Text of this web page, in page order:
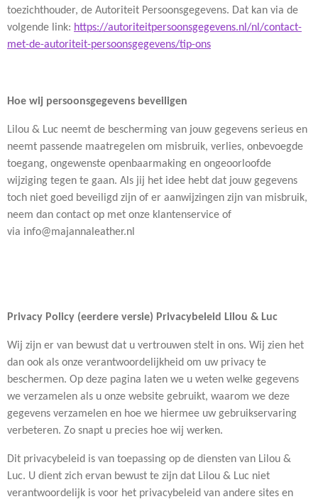
toezichthouder, de Autoriteit Persoonsgegevens. Dat kan via de
volgende link: https://autoriteitpersoonsgegevens.nl/nl/contact-
met-de-autoriteit-persoonsgegevens/tip-ons
Hoe wij persoonsgegevens beveiligen
Lilou & Luc neemt de bescherming van jouw gegevens serieus en
neemt passende maatregelen om misbruik, verlies, onbevoegde
toegang, ongewenste openbaarmaking en ongeoorloofde
wijziging tegen te gaan. Als jij het idee hebt dat jouw gegevens
toch niet goed beveiligd zijn of er aanwijzingen zijn van misbruik,
neem dan contact op met onze klantenservice of
via info@majannaleather.nl
Privacy Policy (eerdere versie) Privacybeleid Lilou & Luc
Wij zijn er van bewust dat u vertrouwen stelt in ons. Wij zien het
dan ook als onze verantwoordelijkheid om uw privacy te
beschermen. Op deze pagina laten we u weten welke gegevens
we verzamelen als u onze website gebruikt, waarom we deze
gegevens verzamelen en hoe we hiermee uw gebruikservaring
verbeteren. Zo snapt u precies hoe wij werken.
Dit privacybeleid is van toepassing op de diensten van Lilou &
Luc. U dient zich ervan bewust te zijn dat Lilou & Luc niet
verantwoordelijk is voor het privacybeleid van andere sites en